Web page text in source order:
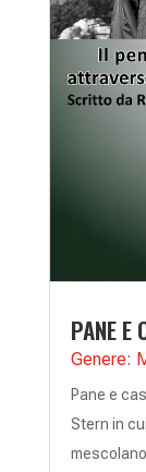
PANE E
Genere:
Pane e
Stern in